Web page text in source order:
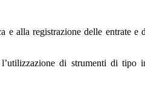
alla registrazione delle entrate e
di strumenti di tipo